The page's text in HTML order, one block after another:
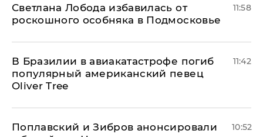
Светлана Лобода избавилась от
роскошного особняка в Подмосковье
11:58
В Бразилии в авиакатастрофе погиб
популярный американский певец
Oliver Tree
11:42
Поплавский и Зибров анонсировали
10:52